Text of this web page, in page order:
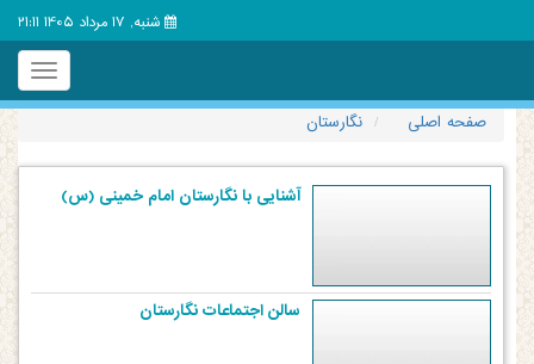
شنبه, 17 مرداد 1405 21:11
Toggle
صفحه اصلی
نگارستان
آشنایی با نگارستان امام خمینی (س)
سالن اجتماعات نگارستان